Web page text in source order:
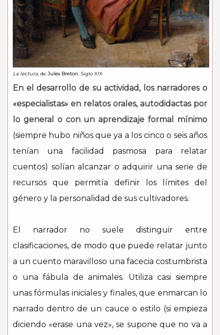
La lectura, de Jules Breton. Siglo XIX
En el desarrollo de su actividad, los narradores o
«especialistas» en relatos orales, autodidactas por
lo general o con un aprendizaje formal mínimo
(siempre hubo niños que ya a los cinco o seis años
tenían una facilidad pasmosa para relatar
cuentos) solían alcanzar o adquirir una serie de
recursos que permitía definir los límites del
género y la personalidad de sus cultivadores.
El narrador no suele distinguir entre
clasificaciones, de modo que puede relatar junto
a un cuento maravilloso una facecia costumbrista
o una fábula de animales. Utiliza casi siempre
unas fórmulas iniciales y finales, que enmarcan lo
narrado dentro de un cauce o estilo (si empieza
diciendo «erase una vez», se supone que no va a